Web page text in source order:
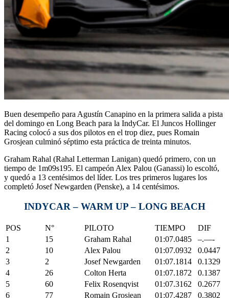
Buen desempeño para Agustín Canapino en la primera salida a pista
del domingo en Long Beach para la IndyCar. El Juncos Hollinger
Racing colocó a sus dos pilotos en el trop diez, pues Romain
Grosjean culminó séptimo esta práctica de treinta minutos.
Graham Rahal (Rahal Letterman Lanigan) quedó primero, con un
tiempo de 1m09s195. El campeón Alex Palou (Ganassi) lo escoltó,
y quedó a 13 centésimos del líder. Los tres primeros lugares los
completó Josef Newgarden (Penske), a 14 centésimos.
INDYCAR – WARM UP – LONG BEACH
POS N° PILOTO TIEMPO
DIF
1
15 Graham Rahal 01:07.0485
–.—-
2
10 Alex Palou 01:07.0932
0.0447
3
2 Josef Newgarden 01:07.1814
0.1329
4
26 Colton Herta 01:07.1872
0.1387
5
60 Felix Rosenqvist 01:07.3162
0.2677
6
77 Romain Grosjean 01:07.4287
0.3802